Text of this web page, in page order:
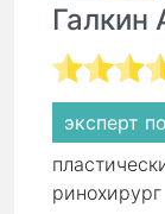
Галкин
эксперт
ринохирург